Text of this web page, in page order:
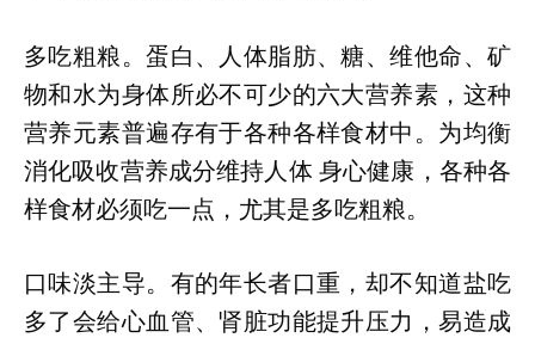
多吃粗粮。蛋白、人体脂肪、糖、维他命、矿
物和水为身体所必不可少的六大营养素，这种
营养元素普遍存有于各种各样食材中。为均衡
消化吸收营养成分维持人体 身心健康，各种各
样食材必须吃一点，尤其是多吃粗粮。
口味淡主导。有的年长者口重，却不知道盐吃
多了会给心血管、肾脏功能提升压力，易造成